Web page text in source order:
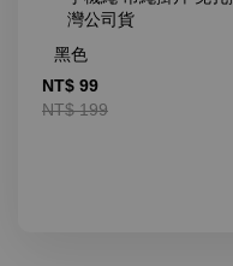
灣公司貨
NT$ 99
NT$ 199